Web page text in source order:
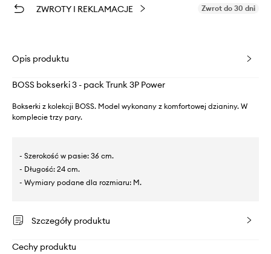
ZWROTY I REKLAMACJE Zwrot do 30 dni
Opis produktu
BOSS bokserki 3 - pack Trunk 3P Power
Bokserki z kolekcji BOSS. Model wykonany z komfortowej dzianiny. W
komplecie trzy pary.
- Szerokość w pasie: 36 cm.
- Długość: 24 cm.
- Wymiary podane dla rozmiaru: M.
Szczegóły produktu
Cechy produktu